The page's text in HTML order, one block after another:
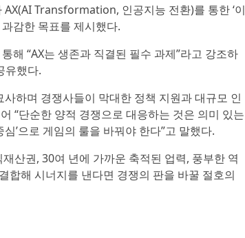
Transformation, 인공지능 전환)를 통한 ‘이
감한 목표를 제시했다.
해 “AX는 생존과 직결된 필수 과제”라고 강조하
유했다.
하며 경쟁사들이 막대한 정책 지원과 대규모 인
“단순한 양적 경쟁으로 대응하는 것은 의미 있는
’으로 게임의 룰을 바꿔야 한다”고 말했다.
산권, 30여 년에 가까운 축적된 업력, 풍부한 역
합해 시너지를 낸다면 경쟁의 판을 바꿀 절호의